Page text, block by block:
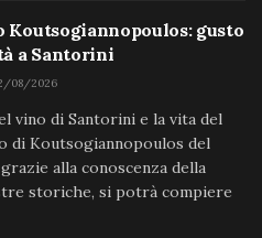
Koutsogiannopoulos: gusto
a Santorini
08/2026
vino di Santorini e la vita del
di Koutsogiannopoulos del
alla conoscenza della
storiche, si potrà compiere